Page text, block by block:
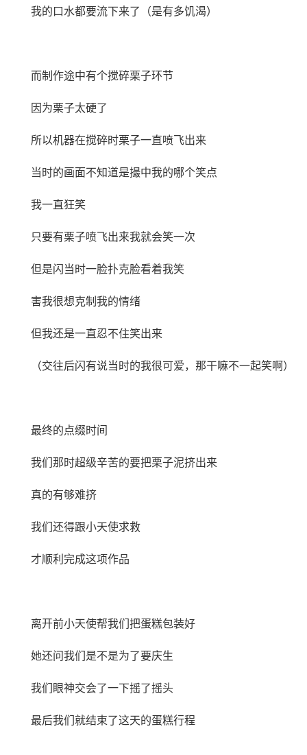
我的口水都要流下来了（是有多饥渴）
而制作途中有个搅碎栗子环节
因为栗子太硬了
所以机器在搅碎时栗子一直喷飞出来
当时的画面不知道是撮中我的哪个笑点
我一直狂笑
只要有栗子喷飞出来我就会笑一次
但是闪当时一脸扑克脸看着我笑
害我很想克制我的情绪
但我还是一直忍不住笑出来
（交往后闪有说当时的我很可爱，那干嘛不一起笑啊）
最终的点缀时间
我们那时超级辛苦的要把栗子泥挤出来
真的有够难挤
我们还得跟小天使求救
才顺利完成这项作品
离开前小天使帮我们把蛋糕包装好
她还问我们是不是为了要庆生
我们眼神交会了一下摇了摇头
最后我们就结束了这天的蛋糕行程